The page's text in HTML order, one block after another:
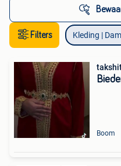
Filters Kleding |
Boom